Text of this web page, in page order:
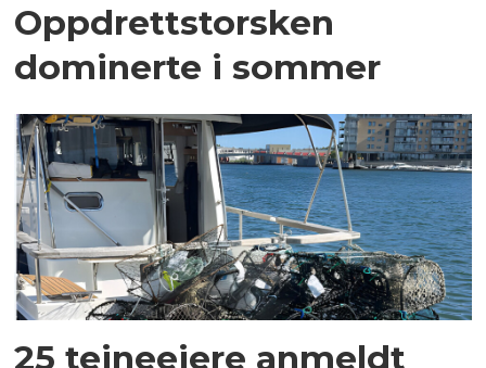
Oppdrettstorsken
dominerte i sommer
25 teineeiere anmeldt